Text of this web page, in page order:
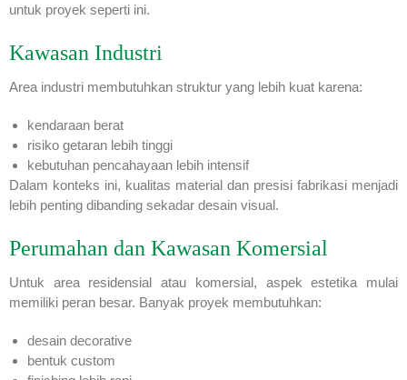
untuk proyek seperti ini.
Kawasan Industri
Area industri membutuhkan struktur yang lebih kuat karena:
kendaraan berat
risiko getaran lebih tinggi
kebutuhan pencahayaan lebih intensif
Dalam konteks ini, kualitas material dan presisi fabrikasi menjadi
lebih penting dibanding sekadar desain visual.
Perumahan dan Kawasan Komersial
Untuk area residensial atau komersial, aspek estetika mulai
memiliki peran besar. Banyak proyek membutuhkan:
desain decorative
bentuk custom